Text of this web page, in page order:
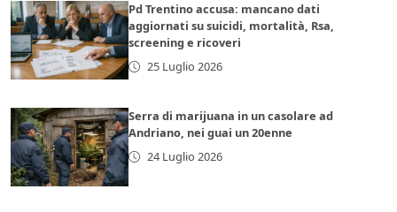
Pd Trentino accusa: mancano dati
aggiornati su suicidi, mortalità, Rsa,
screening e ricoveri
25 Luglio 2026
Serra di marijuana in un casolare ad
Andriano, nei guai un 20enne
24 Luglio 2026